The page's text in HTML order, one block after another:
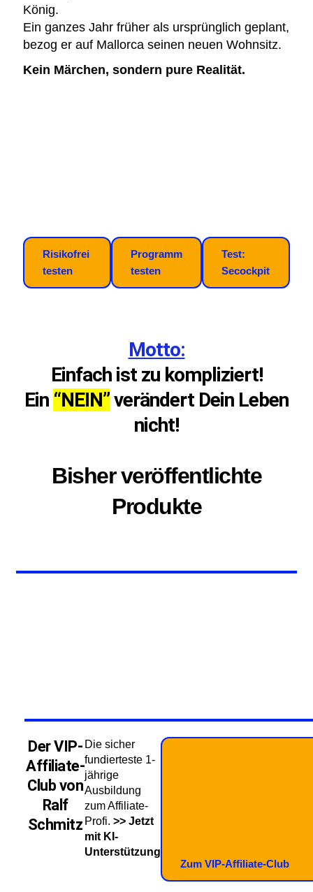
König.
Ein ganzes Jahr früher als ursprünglich geplant,
bezog er auf Mallorca seinen neuen Wohnsitz.
Kein Märchen, sondern pure Realität.
Risikofrei
testen
Programm
testen
Test:
Secockpit
Motto:
Einfach ist zu kompliziert!
Ein “NEIN”verändert Dein Leben
nicht!
Bisher veröffentlichte
Produkte
Der VIP-
Affiliate-
Club von
Ralf
Schmitz
Die sicher
fundierteste 1-
jährige
Ausbildung
zum Affiliate-
Profi. >> Jetzt
mit KI-
Unterstützung
Zum VIP-Affiliate-Club